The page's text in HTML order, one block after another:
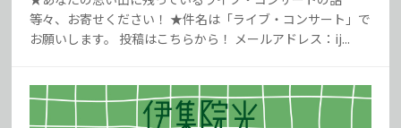
等々、お寄せください！ ★件名は「ライブ・コンサート」で
お願いします。 投稿はこちらから！ メールアドレス：ij...